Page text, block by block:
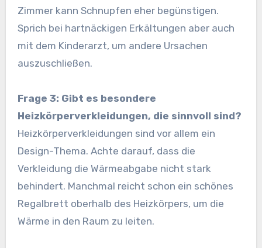
Zimmer kann Schnupfen eher begünstigen.
Sprich bei hartnäckigen Erkältungen aber auch
mit dem Kinderarzt, um andere Ursachen
auszuschließen.
Frage 3: Gibt es besondere
Heizkörperverkleidungen, die sinnvoll sind?
Heizkörperverkleidungen sind vor allem ein
Design-Thema. Achte darauf, dass die
Verkleidung die Wärmeabgabe nicht stark
behindert. Manchmal reicht schon ein schönes
Regalbrett oberhalb des Heizkörpers, um die
Wärme in den Raum zu leiten.